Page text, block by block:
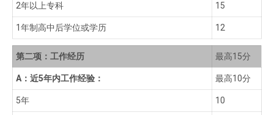
2年以上专科 15
1年制高中后学位或学历 12
第二项：工作经历 最高15分
A：近5年内工作经验： 最高10分
5年 10